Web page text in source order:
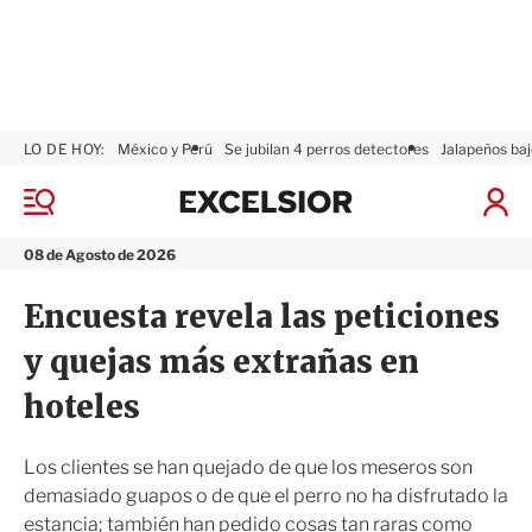
M
n
08 de Agosto de 2026
LO DE HOY: México y Perú Se jubilan 4 perros detectores Jalapeños
I
a
x
i
r
Encuesta revela las peticiones
y quejas más extrañas en
hoteles
Los clientes se han quejado de que los meseros son
demasiado guapos o de que el perro no ha disfrutado la
estancia; también han pedido cosas tan raras como